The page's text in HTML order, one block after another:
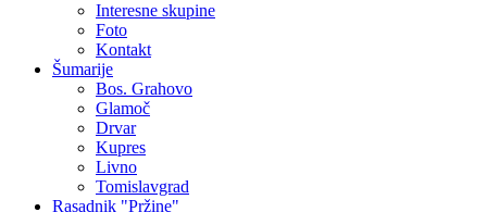
Interesne skupine
Foto
Kontakt
Šumarije
Bos. Grahovo
Glamoč
Drvar
Kupres
Livno
Tomislavgrad
Rasadnik "Pržine"